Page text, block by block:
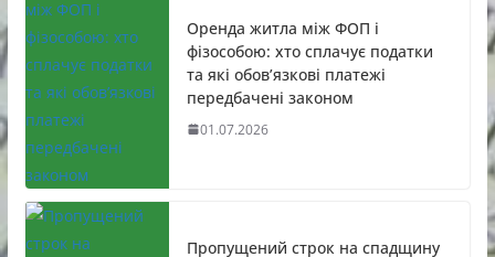
Оренда житла між ФОП і
фізособою: хто сплачує податки
та які обов’язкові платежі
передбачені законом
01.07.2026
Пропущений строк на спадщину